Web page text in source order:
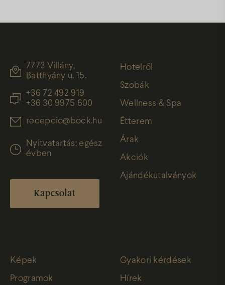
7773 Villány,
Batthyány u. 15.
+36 72 492 919
+36 30 9975 600
recepcio@bock.hu
Nyitvatartás: egész
évben
Kapcsolat
Hotelről
Szobák
Wellness & Spa
Étterem
Árak
Akciók
Ajándékutalványok
Képek
Programok
Gyakori kérdések
Hírek